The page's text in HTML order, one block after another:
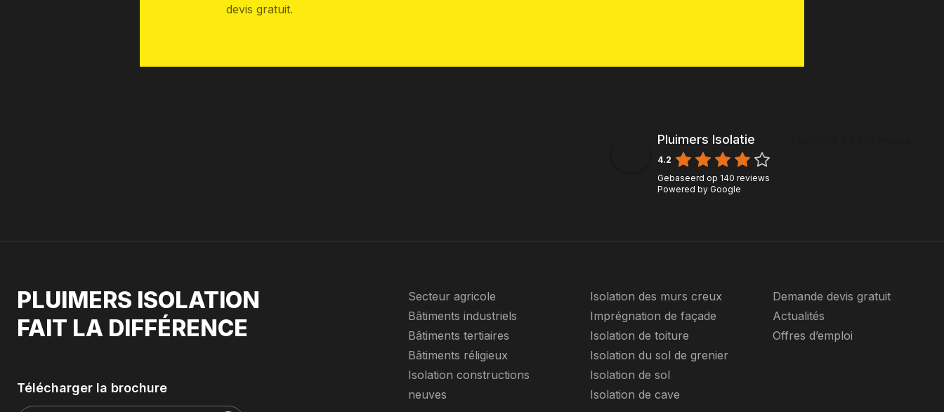
devis gratuit.
Pluimers Isolatie
4.2
Gebaseerd op 140 reviews
Powered by Google
PLUIMERS ISOLATION
FAIT LA DIFFÉRENCE
Télécharger la brochure
Secteur agricole
Bâtiments industriels
Bâtiments tertiaires
Bâtiments réligieux
Isolation constructions
neuves
Isolation des murs creux
Imprégnation de façade
Isolation de toiture
Isolation du sol de grenier
Isolation de sol
Isolation de cave
Demande devis gratuit
Actualités
Offres d’emploi